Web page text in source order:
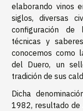
elaborando vinos
siglos, diversas
configuración de
técnicas y
conocemos como
del Duero, un
tradición de sus
Dicha
1982, resultado de